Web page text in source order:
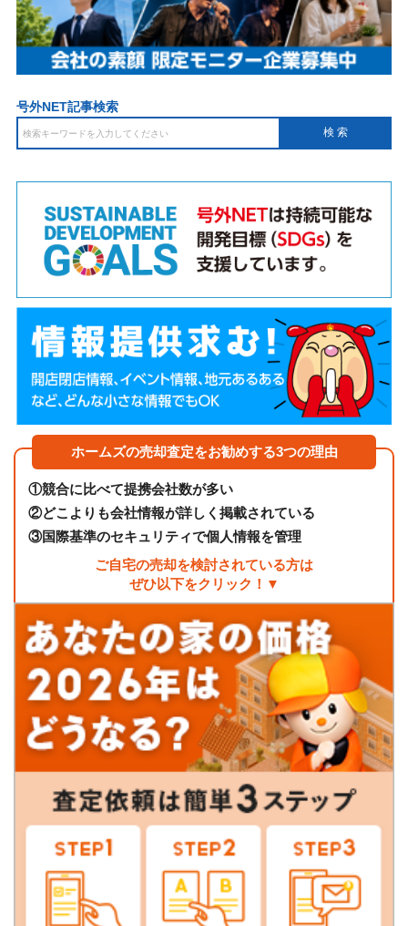
号外NET記事検索
ホームズの売却査定をお勧めする3つの理由
①競合に比べて提携会社数が多い
②どこよりも会社情報が詳しく掲載されている
③国際基準のセキュリティで個人情報を管理
ご自宅の売却を検討されている方は
ぜひ以下をクリック！▼